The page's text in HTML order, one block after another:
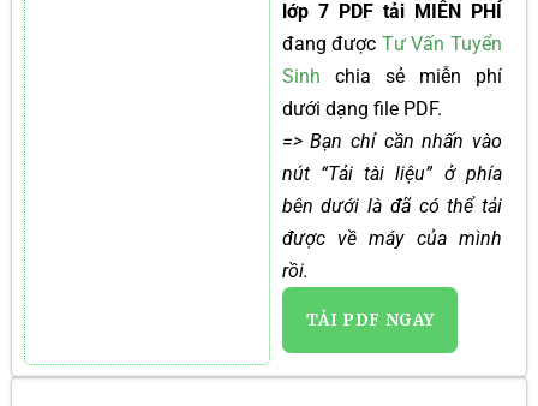
lớp 7 PDF tải MIỄN PHÍ
đang được Tư Vấn Tuyển
Sinh chia sẻ miễn phí
dưới dạng file PDF.
=> Bạn chỉ cần nhấn vào
nút “Tải tài liệu” ở phía
bên dưới là đã có thể tải
được về máy của mình
rồi.
TẢI PDF NGAY